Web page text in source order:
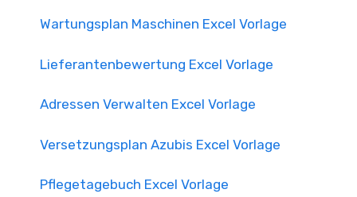
Wartungsplan Maschinen Excel Vorlage
Lieferantenbewertung Excel Vorlage
Adressen Verwalten Excel Vorlage
Versetzungsplan Azubis Excel Vorlage
Pflegetagebuch Excel Vorlage